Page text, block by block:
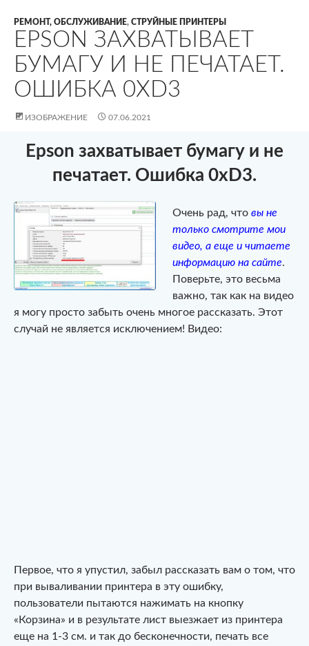
РЕМОНТ, ОБСЛУЖИВАНИЕ, СТРУЙНЫЕ ПРИНТЕРЫ
EPSON ЗАХВАТЫВАЕТ
БУМАГУ И НЕ ПЕЧАТАЕТ.
ОШИБКА 0XD3
ИЗОБРАЖЕНИЕ 07.06.2021
Epson захватывает бумагу и не
печатает. Ошибка 0xD3.
Очень рад, что вы не
только смотрите мои
видео, а еще и читаете
информацию на сайте.
Поверьте, это весьма
важно, так как на видео
я могу просто забыть очень многое рассказать. Этот
случай не является исключением! Видео:
Первое, что я упустил, забыл рассказать вам о том, что
при вываливании принтера в эту ошибку,
пользователи пытаются нажимать на кнопку
«Корзина» и в результате лист выезжает из принтера
еще на 1-3 см. и так до бесконечности, печать все